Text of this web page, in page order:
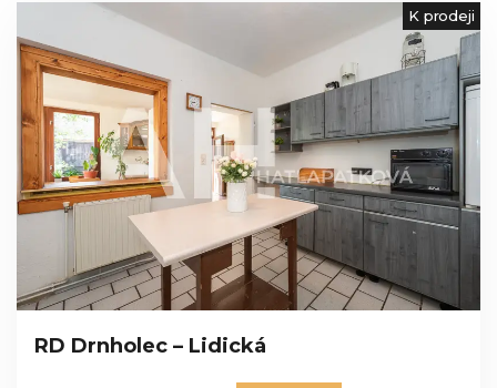
RD Drnholec – Lidická
K prodeji